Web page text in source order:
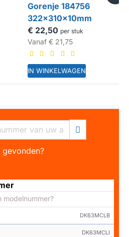
HUISMERK
Gorenje 184756
322x310x10mm
€ 22,50 per stuk
Vanaf€ 21,75
IN WINKELWAGEN
modelnummer?
DK63MCLB
DK63MCLI